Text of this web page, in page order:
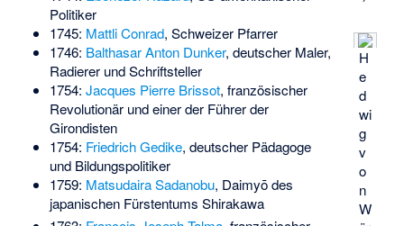
H
e
d
wi
g
v
o
n
W
Politiker
1745: Mattli Conrad, Schweizer Pfarrer
1746: Balthasar Anton Dunker, deutscher Maler,
Radierer und Schriftsteller
1754: Jacques Pierre Brissot, französischer
Revolutionär und einer der Führer der
Girondisten
1754: Friedrich Gedike, deutscher Pädagoge
und Bildungspolitiker
1759: Matsudaira Sadanobu, Daimyō des
japanischen Fürstentums Shirakawa